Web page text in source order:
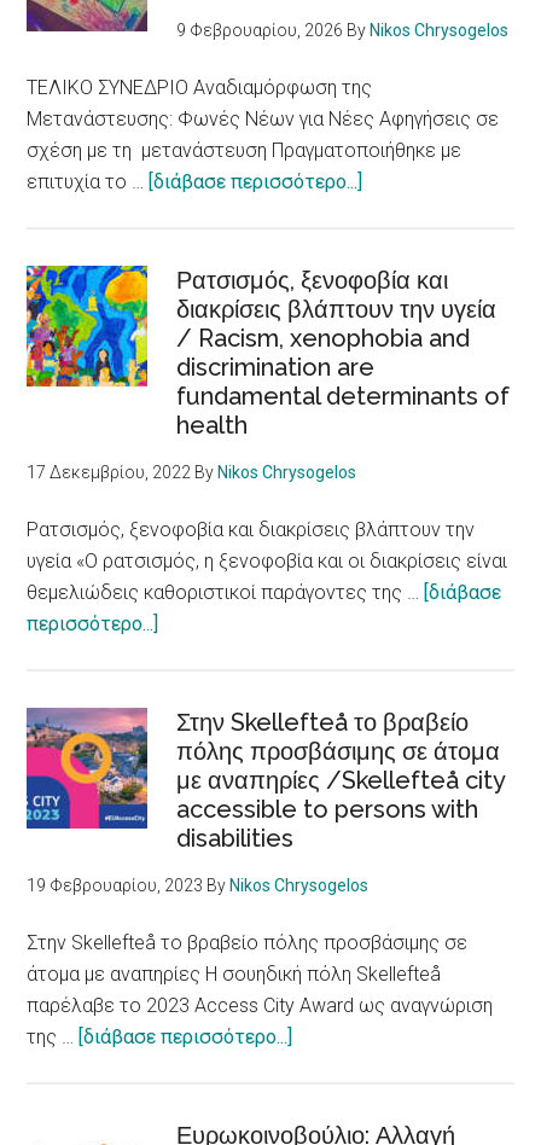
9 Φεβρουαρίου, 2026 By Nikos Chrysogelos
ΤΕΛΙΚΟ ΣΥΝΕΔΡΙΟ Αναδιαμόρφωση της
Μετανάστευσης: Φωνές Νέων για Νέες Αφηγήσεις σε
σχέση με τη μετανάστευση Πραγματοποιήθηκε με
επιτυχία το … [διάβασε περισσότερο...]
Φωνές
Νέων
για
θετικές
αφηγήσεις
Ρατσισμός, ξενοφοβία και
διακρίσεις βλάπτουν την υγεία
/ Racism, xenophobia and
discrimination are
fundamental determinants of
health
17 Δεκεμβρίου, 2022 By Nikos Chrysogelos
Ρατσισμός, ξενοφοβία και διακρίσεις βλάπτουν την
υγεία «Ο ρατσισμός, η ξενοφοβία και οι διακρίσεις είναι
θεμελιώδεις καθοριστικοί παράγοντες της … [διάβασε
περισσότερο...]
και
διακρίσεις
βλάπτουν
την
υγεία
/
xenophobia
and
discrimination
are
Στην Skellefteå το βραβείο
πόλης προσβάσιμης σε άτομα
με αναπηρίες /Skellefteå city
accessible to persons with
disabilities
19 Φεβρουαρίου, 2023 By Nikos Chrysogelos
Στην Skellefteå το βραβείο πόλης προσβάσιμης σε
άτομα με αναπηρίες Η σουηδική πόλη Skellefteå
παρέλαβε το 2023 Access City Award ως αναγνώριση
της … [διάβασε περισσότερο...]
το
Ευρωκοινοβούλιο: Αλλαγή